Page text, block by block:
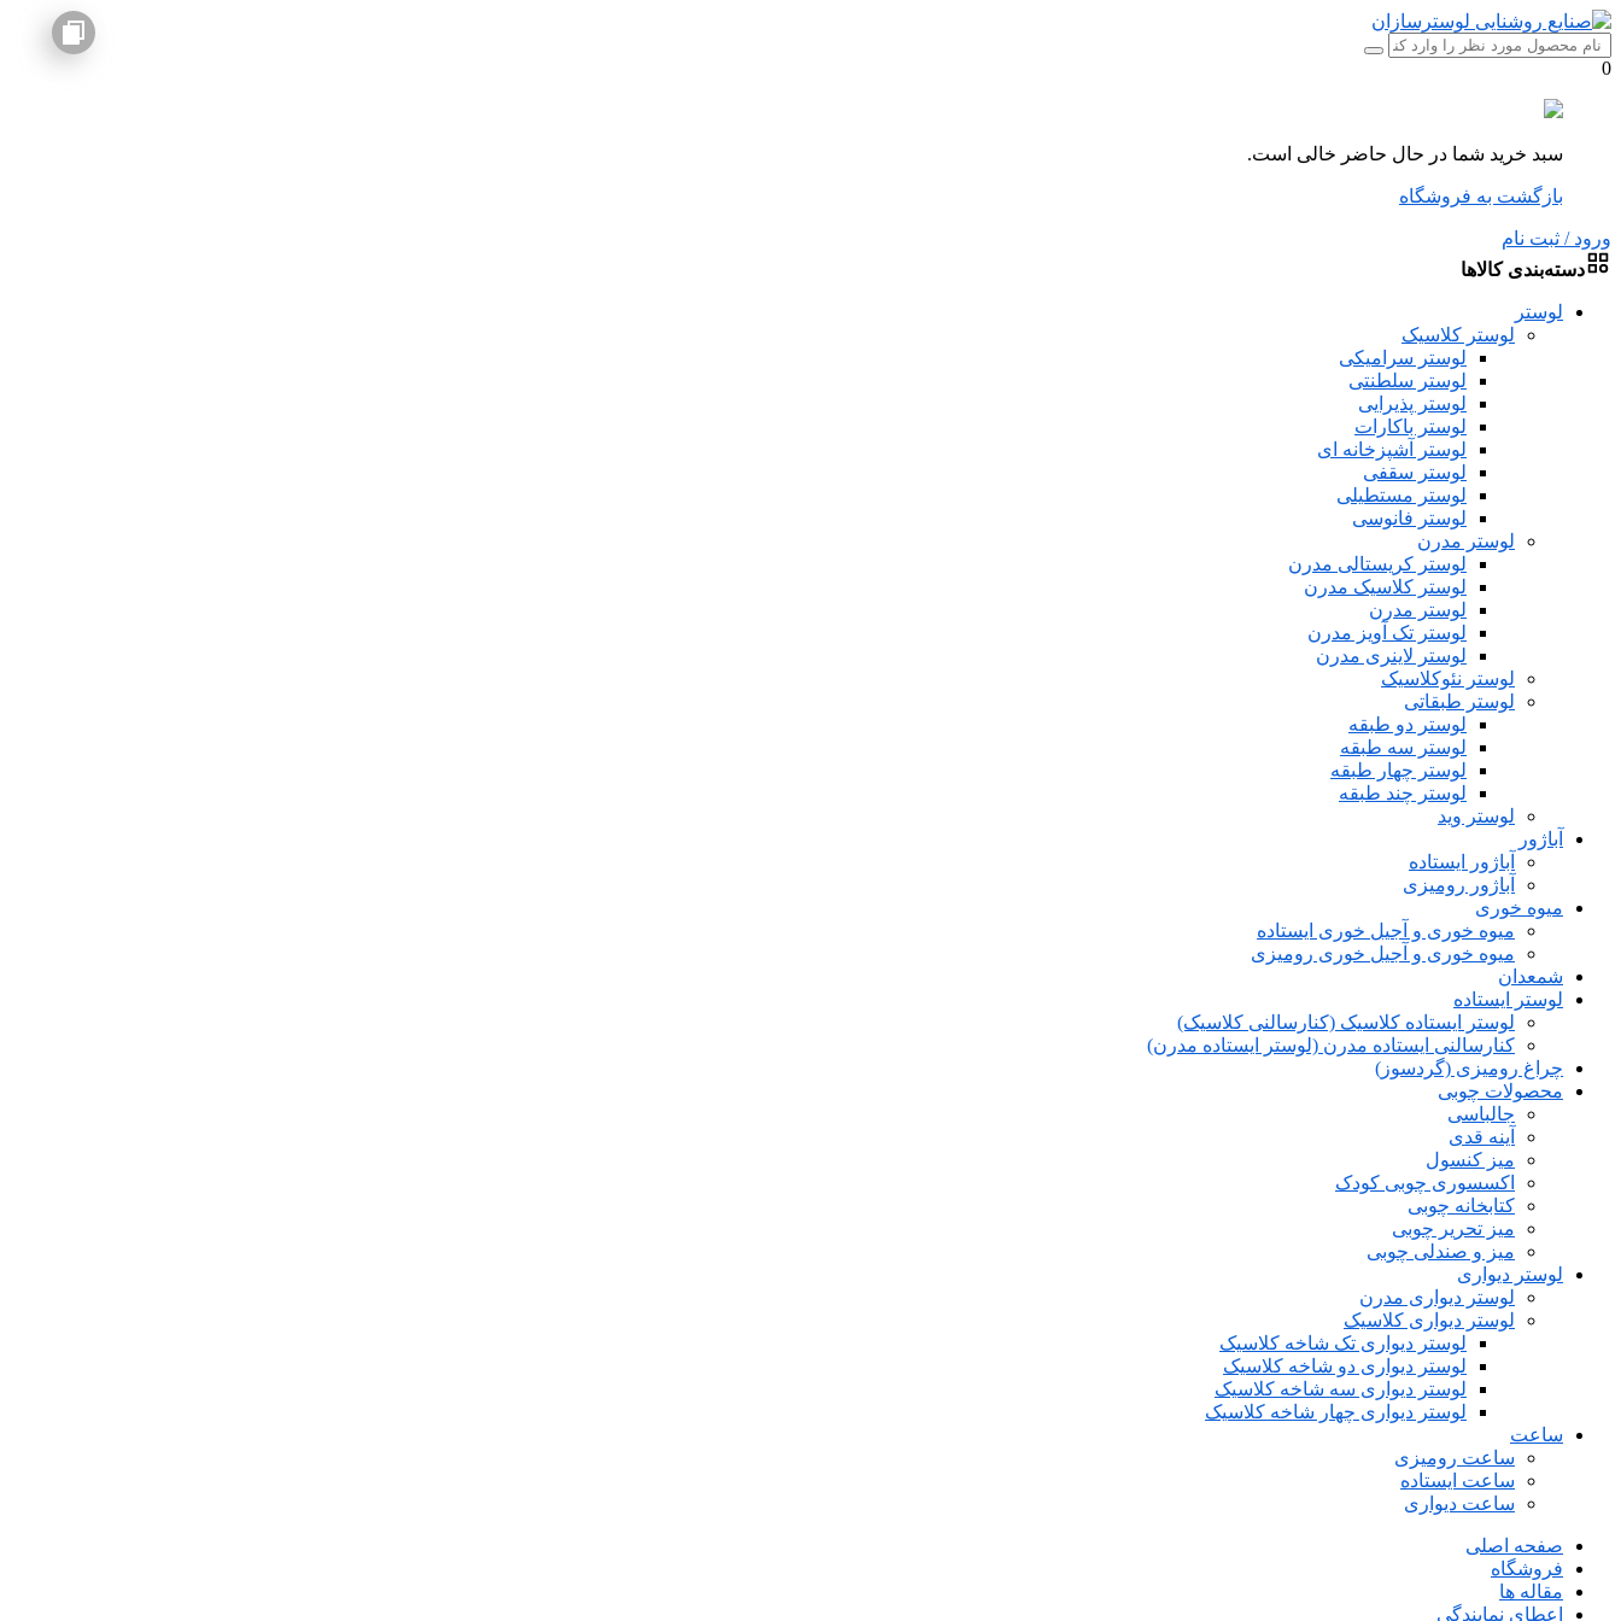
0
سبد خرید شما در حال حاضر خالی است.
بازگشت به فروشگاه
ورود / ثبت نام
دسته‌بندی کالاها
لوستر
لوستر کلاسیک
لوستر سرامیکی
لوستر سلطنتی
لوستر پذیرایی
لوستر باکارات
لوستر آشپزخانه ای
لوستر سقفی
لوستر مستطیلی
لوستر فانوسی
لوستر مدرن
لوستر کریستالی مدرن
لوستر کلاسیک مدرن
لوستر مدرن
لوستر تک آویز مدرن
لوستر لاینری مدرن
لوستر نئوکلاسیک
لوستر طبقاتی
لوستر دو طبقه
لوستر سه طبقه
لوستر چهار طبقه
لوستر چند طبقه
لوستر وید
آباژور
آباژور ایستاده
آباژور رومیزی
میوه خوری
میوه خوری و آجیل خوری ایستاده
میوه خوری و آجیل خوری رومیزی
شمعدان
لوستر ایستاده
لوستر ایستاده کلاسیک (کنارسالنی کلاسیک)
کنارسالنی ایستاده مدرن (لوستر ایستاده مدرن)
چراغ رومیزی (گردسوز)
محصولات چوبی
جالباسی
آینه قدی
میز کنسول
اکسسوری چوبی کودک
کتابخانه چوبی
میز تحریر چوبی
میز و صندلی چوبی
لوستر دیواری
لوستر دیواری مدرن
لوستر دیواری کلاسیک
لوستر دیواری تک شاخه کلاسیک
لوستر دیواری دو شاخه کلاسیک
لوستر دیواری سه شاخه کلاسیک
لوستر دیواری چهار شاخه کلاسیک
ساعت
ساعت رومیزی
ساعت ایستاده
ساعت دیواری
صفحه اصلی
فروشگاه
مقاله ها
اعطای نمایندگی